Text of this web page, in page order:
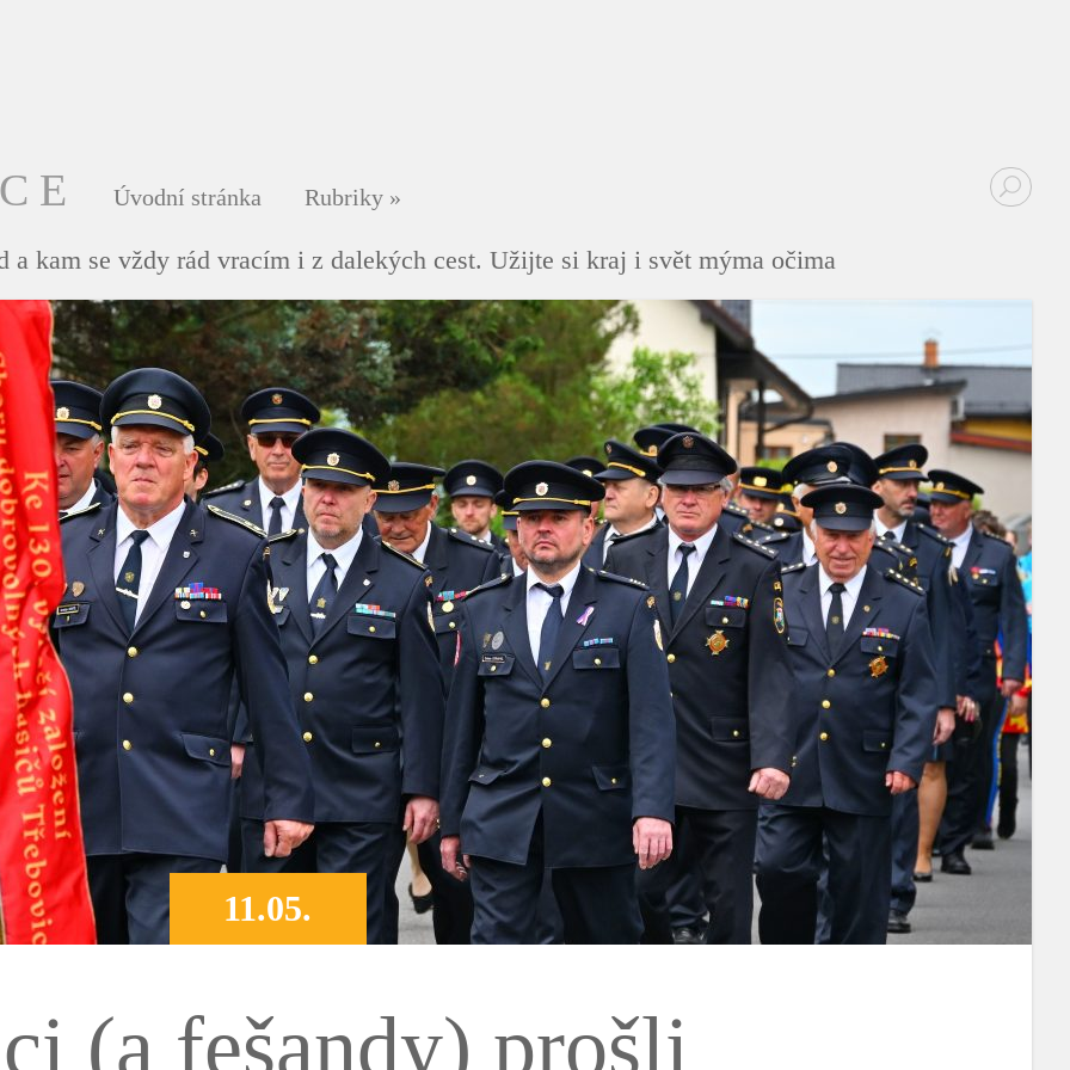
Úvodní stránka Rubriky »
kam se vždy rád vracím i z dalekých cest. Užijte si kraj i svět mýma očima
11.05.
(a fešandy) prošli